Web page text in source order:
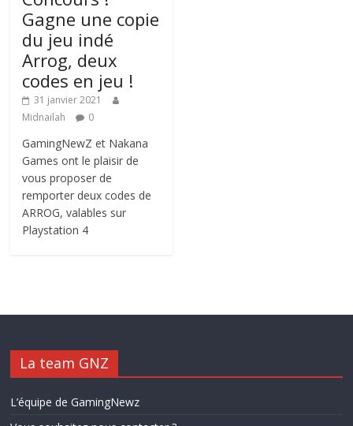
Gagne une copie
du jeu indé
Arrog, deux
codes en jeu !
31 janvier 2021
Midnailah
0
GamingNewZ et Nakana
Games ont le plaisir de
vous proposer de
remporter deux codes de
ARROG, valables sur
Playstation 4
La team GNZ
L’équipe de GamingNewz